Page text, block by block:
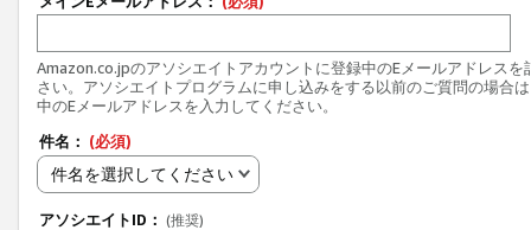
Amazon.co.jpのアソシエイトアカウントに登録中のEメールアドレスを
さい。アソシエイトプログラムに申し込みをする以前のご質問の場合
中のEメールアドレスを入力してください。
件名： (必須)
件名を選択してください
アソシエイトID： (推奨)